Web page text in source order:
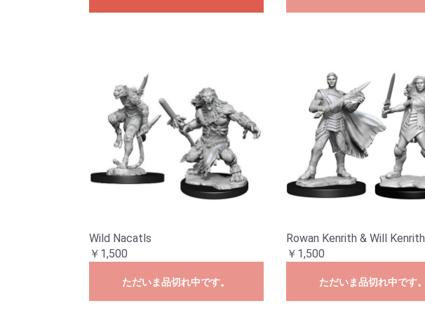
Wild Nacatls
￥1,500
ただいま品切れ中です。
Rowan Kenrith & Will Kenrith
￥1,500
ただいま品切れ中です。